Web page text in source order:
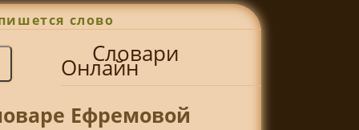
слово
Словари
Онлайн
Ефремовой